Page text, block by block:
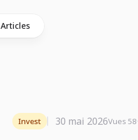
Articles
Invest 30 mai 2026Vues 58·